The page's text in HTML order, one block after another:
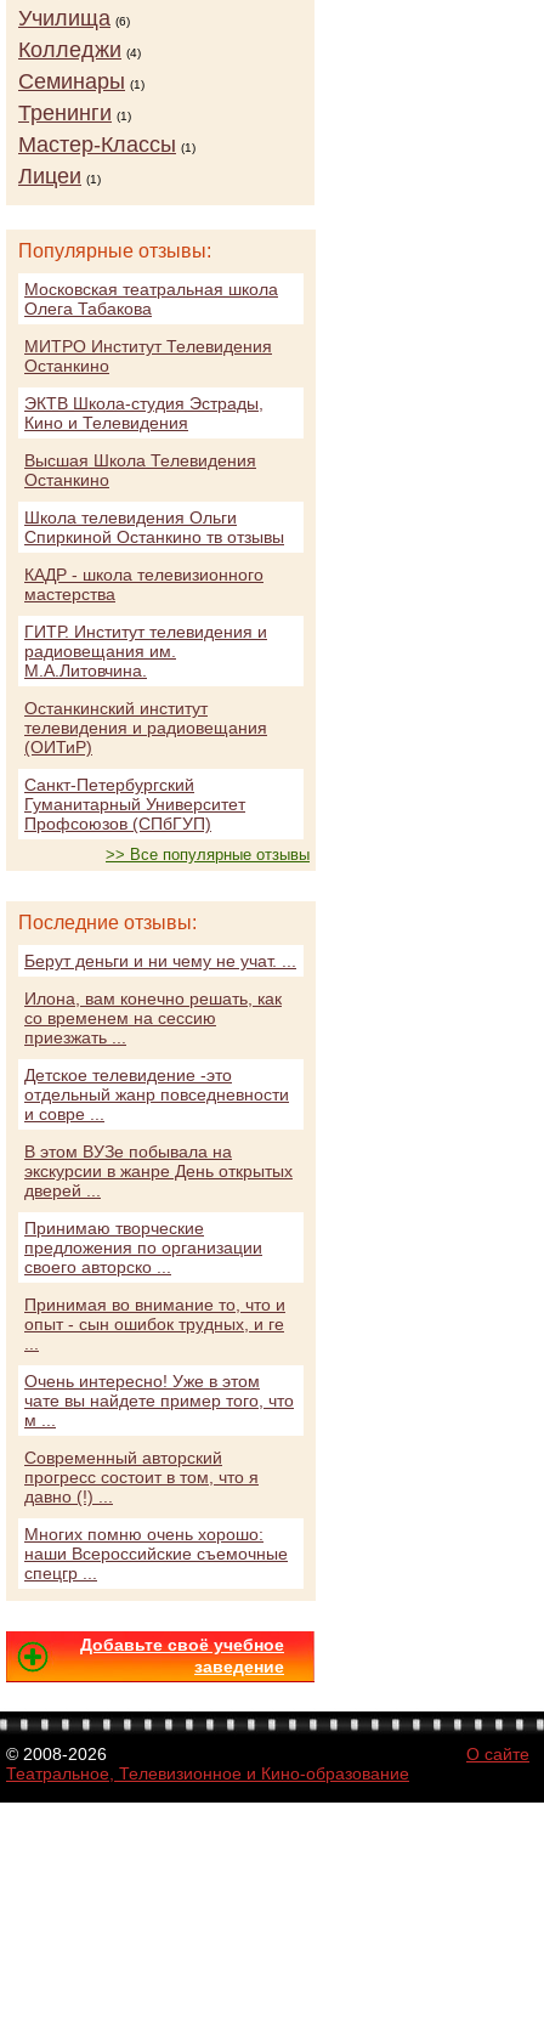
Училища (6)
Колледжи (4)
Семинары (1)
Тренинги (1)
Мастер-Классы (1)
Лицеи (1)
Популярные отзывы:
Московская театральная школа
Олега Табакова
МИТРО Институт Телевидения
Останкино
ЭКТВ Школа-студия Эстрады,
Кино и Телевидения
Высшая Школа Телевидения
Останкино
Школа телевидения Ольги
Спиркиной Останкино тв отзывы
КАДР - школа телевизионного
мастерства
ГИТР. Институт телевидения и
радиовещания им.
М.А.Литовчина.
Останкинский институт
телевидения и радиовещания
(ОИТиР)
Санкт-Петербургский
Гуманитарный Университет
Профсоюзов (СПбГУП)
>> Все популярные отзывы
Последние отзывы:
Берут деньги и ни чему не учат. ...
Илона, вам конечно решать, как
со временем на сессию
приезжать ...
Детское телевидение -это
отдельный жанр повседневности
и совре ...
В этом ВУЗе побывала на
экскурсии в жанре День открытых
дверей ...
Принимаю творческие
предложения по организации
своего авторско ...
Принимая во внимание то, что и
опыт - сын ошибок трудных, и ге
Очень интересно! Уже в этом
чате вы найдете пример того, что
м ...
Современный авторский
прогресс состоит в том, что я
давно (!) ...
Многих помню очень хорошо:
наши Всероссийские съемочные
спецгр ...
Добавьте своё учебное
заведение
© 2008-2026
Театральное, Телевизионное и Кино-образование
О сайте